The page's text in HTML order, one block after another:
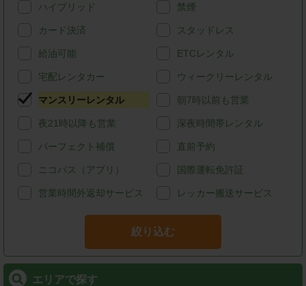
ハイブリッド 禁煙
カード決済 スタッドレス
給油可能 ETCレンタル
宅配レンタカー ウィークリーレンタル
マンスリーレンタル 朝7時以前も営業
夜21時以降も営業 深夜時間帯レンタル
パーフェクト補償 直前予約
ニコパス（アプリ） 国際運転免許証
営業時間外返却サービス レッカー搬送サービス
絞り込む
エリアで探す